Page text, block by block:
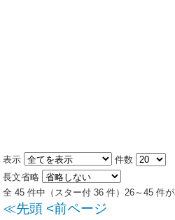
表示
件数
長文省略
全 45 件中（スター付 36 件）26～45 件が
≪先頭 <前ページ